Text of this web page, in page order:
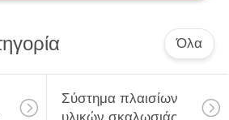
Όλα
Σύστημα πλαισίων